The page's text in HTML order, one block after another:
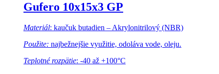
Gufero 10x15x3 GP
Materiál: kaučuk butadien – Akrylonitrilový (NBR)
Použite: najbežnejšie využitie, odoláva vode, oleju.
Teplotné rozpätie: -40 až +100°C